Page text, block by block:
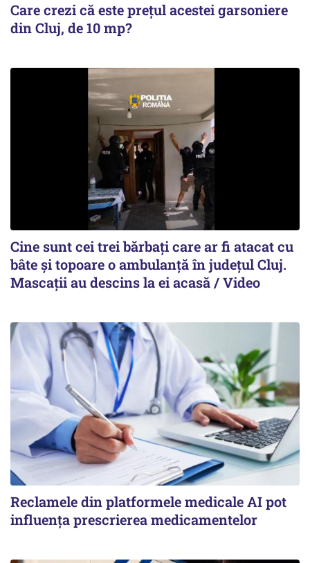
Care crezi că este prețul acestei garsoniere
din Cluj, de 10 mp?
Cine sunt cei trei bărbați care ar fi atacat cu
bâte și topoare o ambulanță în județul Cluj.
Mascații au descins la ei acasă / Video
Reclamele din platformele medicale AI pot
influența prescrierea medicamentelor